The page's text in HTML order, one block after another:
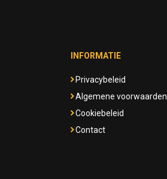
INFORMATIE
Privacybeleid
Algemene voorwaarden
Cookiebeleid
Contact